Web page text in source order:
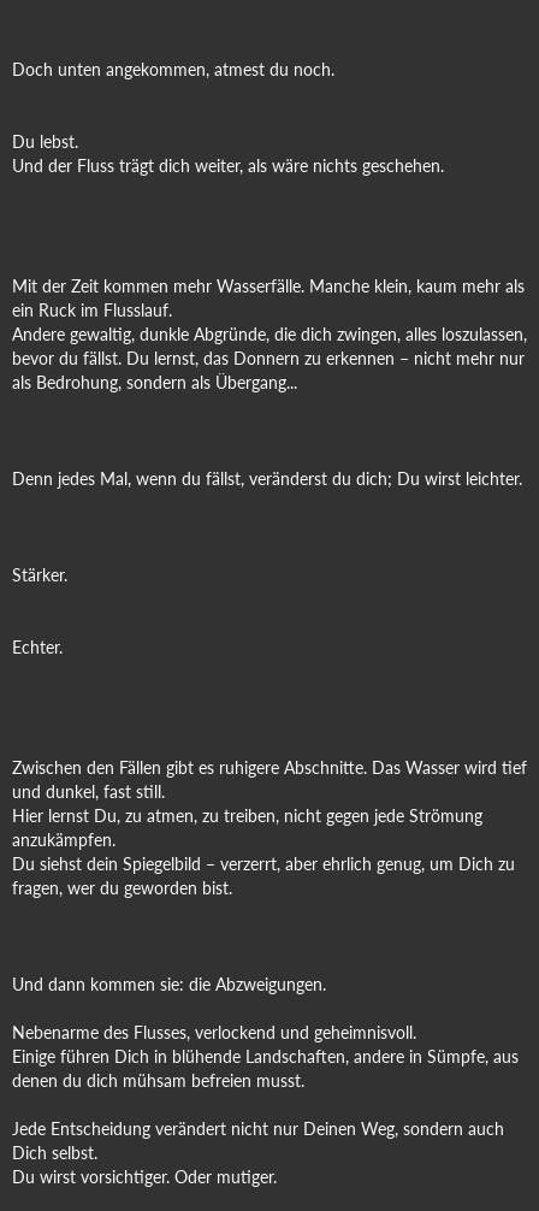
Doch unten angekommen, atmest du noch.
Du lebst.
Und der Fluss trägt dich weiter, als wäre nichts geschehen.
Mit der Zeit kommen mehr Wasserfälle. Manche klein, kaum mehr als
ein Ruck im Flusslauf.
Andere gewaltig, dunkle Abgründe, die dich zwingen, alles loszulassen,
bevor du fällst. Du lernst, das Donnern zu erkennen – nicht mehr nur
als Bedrohung, sondern als Übergang...
Denn jedes Mal, wenn du fällst, veränderst du dich; Du wirst leichter.
Stärker.
Echter.
Zwischen den Fällen gibt es ruhigere Abschnitte. Das Wasser wird tief
und dunkel, fast still.
Hier lernst Du, zu atmen, zu treiben, nicht gegen jede Strömung
anzukämpfen.
Du siehst dein Spiegelbild – verzerrt, aber ehrlich genug, um Dich zu
fragen, wer du geworden bist.
Und dann kommen sie: die Abzweigungen.
Nebenarme des Flusses, verlockend und geheimnisvoll.
Einige führen Dich in blühende Landschaften, andere in Sümpfe, aus
denen du dich mühsam befreien musst.
Jede Entscheidung verändert nicht nur Deinen Weg, sondern auch
Dich selbst.
Du wirst vorsichtiger. Oder mutiger.